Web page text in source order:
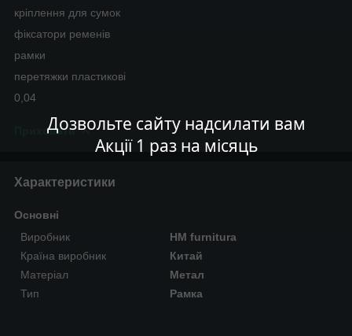
Дозвольте сайту надсилати вам
Акції 1 раз на місяць
кріплення для сумок
фіксатори ременів
рамки
перетяжки пластикові
0,04
Приховати
Характеристики
Основні
Виробник
HM furnitura
Країна виробник
Китай
Матеріал
Метал
Тип
Рамка